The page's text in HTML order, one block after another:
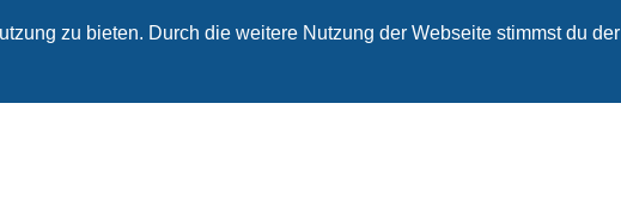
zu bieten. Durch die weitere Nutzung der Webseite stimmst du der